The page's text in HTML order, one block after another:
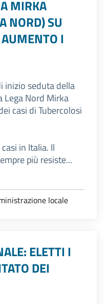
MIRKA
NORD) SU
I
inizio seduta della
Lega Nord Mirka
casi di Tubercolosi
in Italia. Il
più resiste...
locale
ELETTI I
DEI